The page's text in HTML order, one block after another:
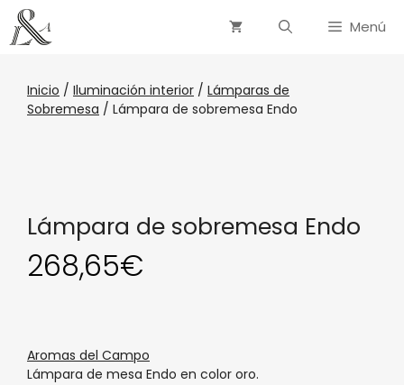
Menú
Inicio / Iluminación interior / Lámparas de
Sobremesa / Lámpara de sobremesa Endo
Lámpara de sobremesa Endo
268,65€
Aromas del Campo
Lámpara de mesa Endo en color oro.